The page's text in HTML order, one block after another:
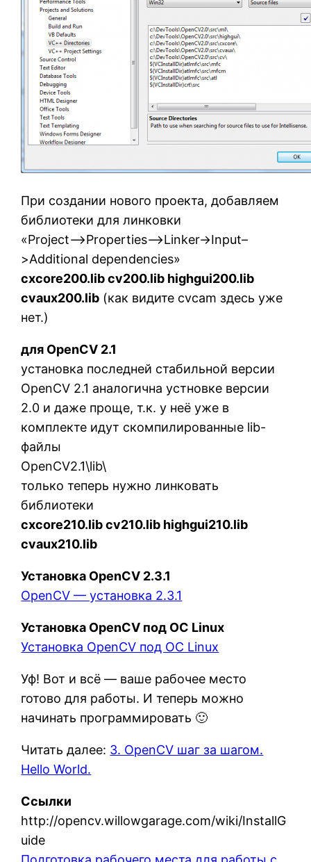
При создании нового проекта, добавляем
библиотеки для линковки
«Project–>Properties–>Linker->Input–
>Additional dependencies»
cxcore200.lib cv200.lib highgui200.lib
cvaux200.lib (как видите cvcam здесь уже
нет.)
для OpenCV 2.1
установка последней стабильной версии
OpenCV 2.1 аналогична устновке версии
2.0 и даже проще, т.к. у неё уже в
комплекте идут скомпилированные lib-
файлы
OpenCV2.1\lib\
только теперь нужно линковать
библиотеки
cxcore210.lib cv210.lib highgui210.lib
cvaux210.lib
Установка OpenCV 2.3.1
OpenCV — установка 2.3.1
Установка OpenCV под OC Linux
Установка OpenCV под OC Linux
Уф! Вот и всё — ваше рабочее место
готово для работы. И теперь можно
начинать программировать 🙂
Читать далее: 3. OpenCV шаг за шагом.
Hello World.
Ссылки
http://opencv.willowgarage.com/wiki/InstallG
uide